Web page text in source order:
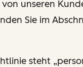
unseren
Sie im
steht